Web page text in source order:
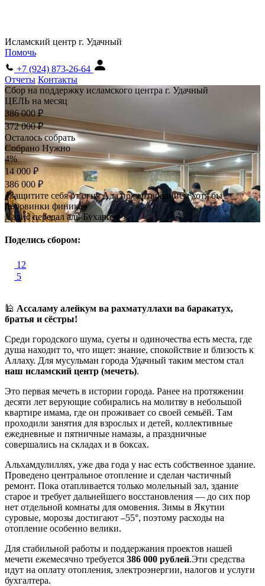
Исламский центр г. Удачный
Помочь
+7 (924) 873-26-64
Отчеты Контакты
Сбор на поддержку исламского центра г. Удачный
ЦЕЛЬ на месяц
386 000 ₽
372 000 ₽
Осталось собрать
Собрано Нужно
4%
14 000 ₽
386 000 ₽
«Защитите себя от огня Ада пожертвованием хотя бы
половинки финика»
Хадис передал аль-Бухари
Поделись сбором:
12
5
🕌 Ассаламу алейкум ва рахматуллахи ва баракатух,
братья и сёстры!
Среди городского шума, суеты и одиночества есть места, где
душа находит то, что ищет: знание, спокойствие и близость к
Аллаху. Для мусульман города Удачный таким местом стал
наш исламский центр (мечеть).
Это первая мечеть в истории города. Ранее на протяжении
десяти лет верующие собирались на молитву в небольшой
квартире имама, где он проживает со своей семьёй. Там
проходили занятия для взрослых и детей, коллективные
ежедневные и пятничные намазы, а праздничные
совершались на складах и в боксах.
Альхамдулиллях, уже два года у нас есть собственное здание.
Проведено центральное отопление и сделан частичный
ремонт. Пока отапливается только молельный зал, здание
старое и требует дальнейшего восстановления — до сих пор
нет отдельной комнаты для омовения. Зимы в Якутии
суровые, морозы достигают –55°, поэтому расходы на
отопление особенно велики.
Для стабильной работы и поддержания проектов нашей
мечети ежемесячно требуется 386 000 рублей.Эти средства
идут на оплату отопления, электроэнергии, налогов и услуги
бухгалтера.